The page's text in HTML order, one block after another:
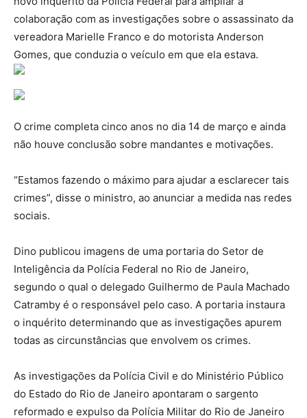
colaboração com as investigações sobre o assassinato da
vereadora Marielle Franco e do motorista Anderson
Gomes, que conduzia o veículo em que ela estava.
O crime completa cinco anos no dia 14 de março e ainda
não houve conclusão sobre mandantes e motivações.
“Estamos fazendo o máximo para ajudar a esclarecer tais
crimes”, disse o ministro, ao anunciar a medida nas redes
sociais.
Dino publicou imagens de uma portaria do Setor de
Inteligência da Polícia Federal no Rio de Janeiro,
segundo o qual o delegado Guilhermo de Paula Machado
Catramby é o responsável pelo caso. A portaria instaura
o inquérito determinando que as investigações apurem
todas as circunstâncias que envolvem os crimes.
As investigações da Polícia Civil e do Ministério Público
do Estado do Rio de Janeiro apontaram o sargento
reformado e expulso da Polícia Militar do Rio de Janeiro